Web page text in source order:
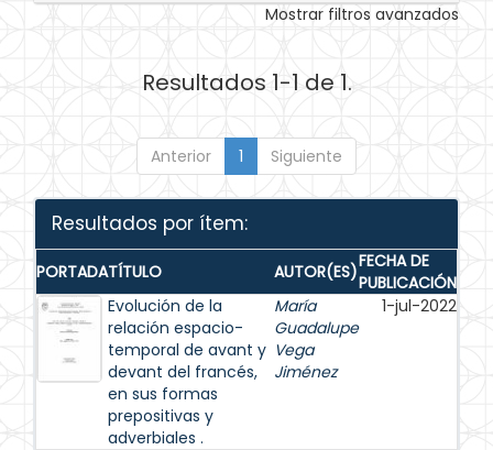
Mostrar filtros avanzados
Resultados 1-1 de 1.
Anterior 1 Siguiente
Resultados por ítem:
PORTADATÍTULO AUTOR(ES)FECHA DE
PUBLICACIÓN
Evolución de la
relación espacio-
temporal de avant y
devant del francés,
en sus formas
prepositivas y
adverbiales .
María
Guadalupe
Vega
Jiménez
1-jul-2022